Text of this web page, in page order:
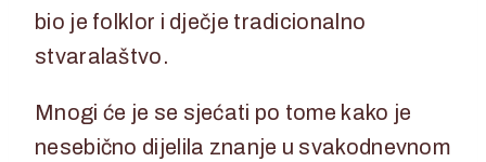
bio je folklor i dječje tradicionalno
stvaralaštvo.
Mnogi će je se sjećati po tome kako je
nesebično dijelila znanje u svakodnevnom